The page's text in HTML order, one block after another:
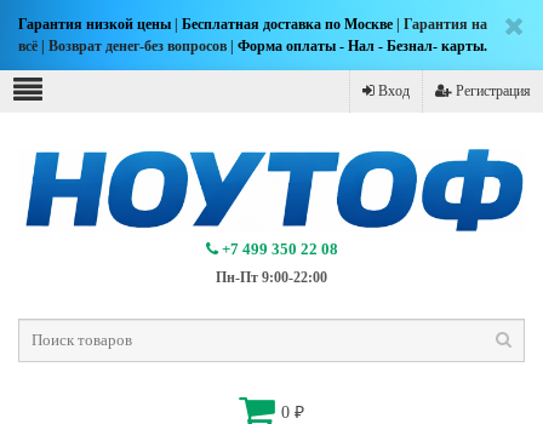
Гарантия низкой цены Бесплатная доставка по Москве | Гарантия на
всё | Возврат денег-без вопросов | Форма оплаты - Нал - Безнал- карты.
Вход Регистрация
+7 499 350 22 08
Пн-Пт 9:00-22:00
0 ₽